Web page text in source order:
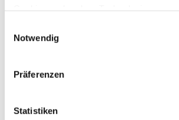
zu personalisieren, Funktionen für
anbieten zu können, externe Inhalte
personalisierte Werbung auf anderen
zeigen. Dazu teilen wir Informationen zu
soziale Medien, Werbung und
Notwendig
Präferenzen
Statistiken
Das Material ist robust und